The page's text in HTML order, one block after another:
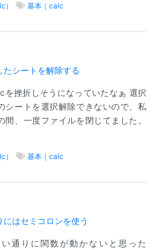
） 基本｜calc
たシートを解除する
を挫折しそうになっていたなぁ 選択
シートを選択解除できないので、私
間、一度ファイルを閉じてました。
） 基本｜calc
にはセミコロンを使う
通りに関数が動かないと思った